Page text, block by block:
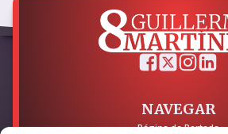
NAVEGAR
Página de Portada